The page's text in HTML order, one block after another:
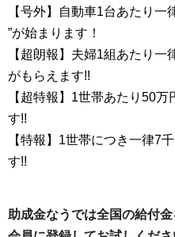
【号外】自動車1台あたり一
”が始まります！
【超朗報】夫婦1組あたり
がもらえます!!
【超特報】1世帯あたり50
す!!
【特報】1世帯につき一律7
す!!
助成金なうでは全国の給付